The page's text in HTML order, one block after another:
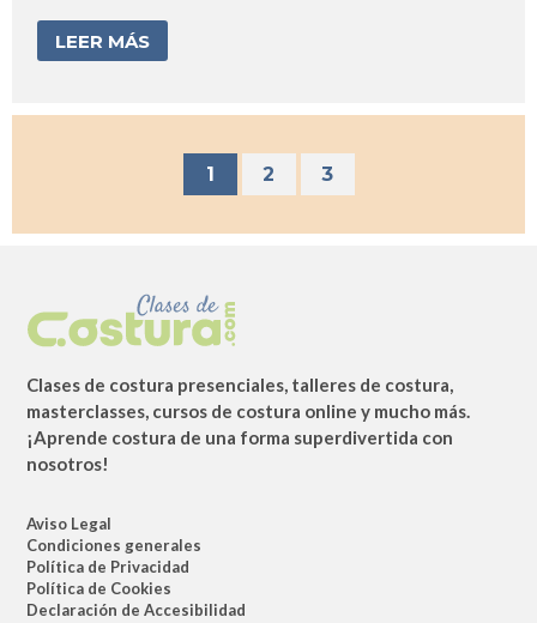
LEER MÁS
1 2 3
Clases de costura presenciales, talleres de costura,
masterclasses, cursos de costura online y mucho más.
¡Aprende costura de una forma superdivertida con
nosotros!
Aviso Legal
Condiciones generales
Política de Privacidad
Política de Cookies
Declaración de Accesibilidad